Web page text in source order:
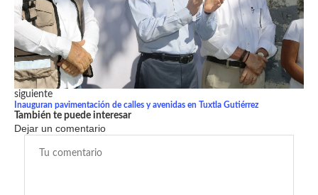
siguiente
Inauguran pavimentación de calles y avenidas en Tuxtla Gutiérrez
También te puede interesar
Dejar un comentario